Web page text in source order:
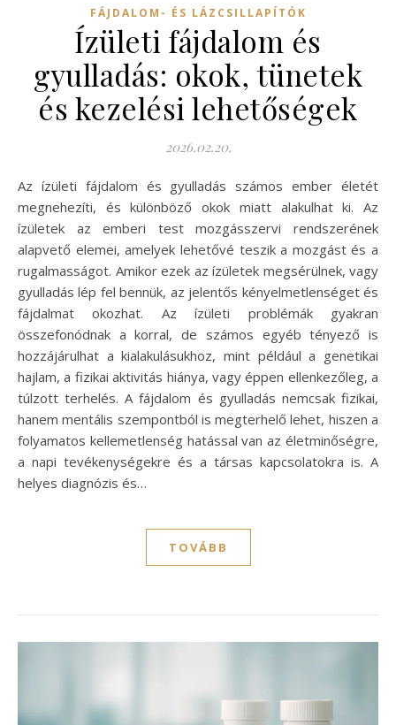
FÁJDALOM- ÉS LÁZCSILLAPÍTÓK
Ízületi fájdalom és
gyulladás: okok, tünetek
és kezelési lehetőségek
2026.02.20.
Az ízületi fájdalom és gyulladás számos ember életét
megnehezíti, és különböző okok miatt alakulhat ki. Az
ízületek az emberi test mozgásszervi rendszerének
alapvető elemei, amelyek lehetővé teszik a mozgást és a
rugalmasságot. Amikor ezek az ízületek megsérülnek, vagy
gyulladás lép fel bennük, az jelentős kényelmetlenséget és
fájdalmat okozhat. Az ízületi problémák gyakran
összefonódnak a korral, de számos egyéb tényező is
hozzájárulhat a kialakulásukhoz, mint például a genetikai
hajlam, a fizikai aktivitás hiánya, vagy éppen ellenkezőleg, a
túlzott terhelés. A fájdalom és gyulladás nemcsak fizikai,
hanem mentális szempontból is megterhelő lehet, hiszen a
folyamatos kellemetlenség hatással van az életminőségre,
a napi tevékenységekre és a társas kapcsolatokra is. A
helyes diagnózis és…
TOVÁBB